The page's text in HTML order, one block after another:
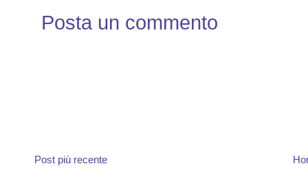
Posta un commento
Post più recente